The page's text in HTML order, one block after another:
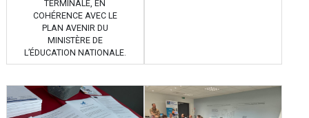
TERMINALE, EN
COHÉRENCE AVEC LE
PLAN AVENIR DU
MINISTÈRE DE
L’ÉDUCATION NATIONALE.